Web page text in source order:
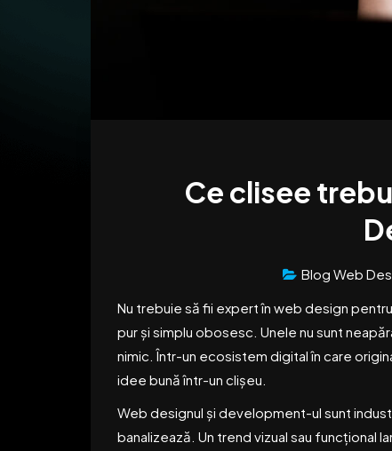
Ce clisee
Blog Web
Nu trebuie să fii expert în web design
pur și simplu obosesc. Unele nu sunt
nimic. Într-un ecosistem digital în care
idee bună într-un clișeu.
Web designul și development-ul sunt
banalizează. Un trend vizual sau funcțional